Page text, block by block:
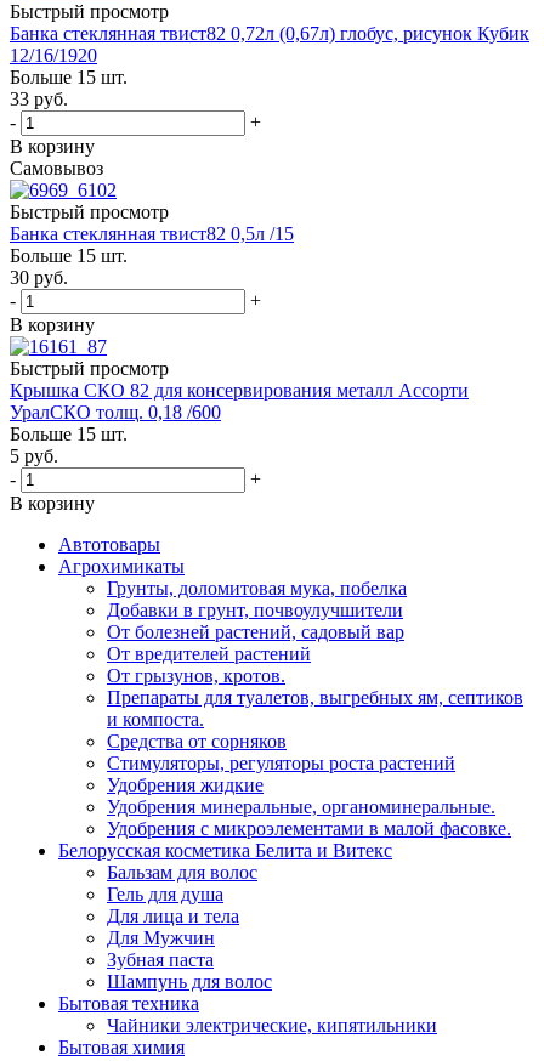
Быстрый просмотр
Банка стеклянная твист82 0,72л (0,67л) глобус, рисунок Кубик
12/16/1920
Больше 15 шт.
33 руб.
-
+
В корзину
Самовывоз
Быстрый просмотр
Банка стеклянная твист82 0,5л /15
Больше 15 шт.
30 руб.
-
+
В корзину
Быстрый просмотр
Крышка СКО 82 для консервирования металл Ассорти
УралСКО толщ. 0,18 /600
Больше 15 шт.
5 руб.
-
+
В корзину
Автотовары
Агрохимикаты
Грунты, доломитовая мука, побелка
Добавки в грунт, почвоулучшители
От болезней растений, садовый вар
От вредителей растений
От грызунов, кротов.
Препараты для туалетов, выгребных ям, септиков
и компоста.
Средства от сорняков
Стимуляторы, регуляторы роста растений
Удобрения жидкие
Удобрения минеральные, органоминеральные.
Удобрения с микроэлементами в малой фасовке.
Белорусская косметика Белита и Витекс
Бальзам для волос
Гель для душа
Для лица и тела
Для Мужчин
Зубная паста
Шампунь для волос
Бытовая техника
Чайники электрические, кипятильники
Бытовая химия